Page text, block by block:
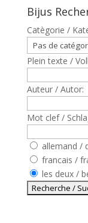
Bijus
Catègorie /
Plein texte /
Auteur / Autor:
Mot clef /
allemand /
francais /
les deux /